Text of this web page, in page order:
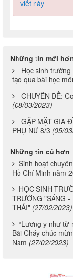
viết này
Những tin mới hơn
Học sinh
tạo qua bài học
CHUYÊN ĐỀ:
(08/03/2023)
GẶP MẶT GIA
PHỤ NỮ 8/3 (05/
Những tin cũ hơn
Sinh hoạt
Hồ Chí Minh năm
HỌC SINH
TRƯỜNG "SÁNG -
THẢI" (27/02/2023)
“Lương y như từ
Bãi Cháy chúc
Nam (27/02/2023)